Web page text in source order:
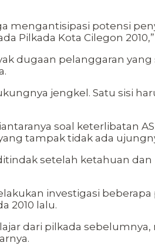
mengantisipasi potensi
Pilkada Kota Cilegon
dugaan pelanggaran
jengkel. Satu sisi
soal keterlibatan
tampak tidak ada
setelah ketahuan
investigasi
2010 lalu.
dari pilkada